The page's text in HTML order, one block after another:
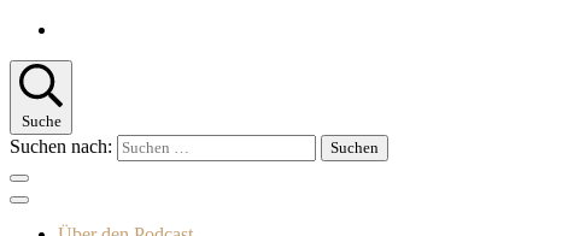
Suche
Suchen nach: